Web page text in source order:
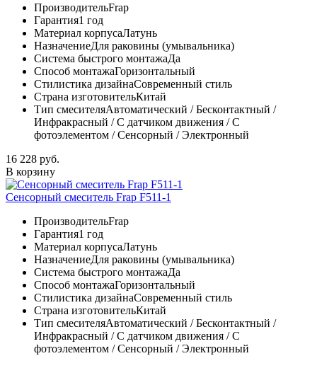
ПроизводительFrap
Гарантия1 год
Материал корпусаЛатунь
НазначениеДля раковины (умывальника)
Система быстрого монтажаДа
Способ монтажаГоризонтальный
Стилистика дизайнаСовременный стиль
Страна изготовительКитай
Тип смесителяАвтоматический / Бесконтактный /
Инфракрасный / С датчиком движения / С
фотоэлементом / Сенсорный / Электронный
16 228 руб.
В корзину
Сенсорный смеситель Frap F511-1
ПроизводительFrap
Гарантия1 год
Материал корпусаЛатунь
НазначениеДля раковины (умывальника)
Система быстрого монтажаДа
Способ монтажаГоризонтальный
Стилистика дизайнаСовременный стиль
Страна изготовительКитай
Тип смесителяАвтоматический / Бесконтактный /
Инфракрасный / С датчиком движения / С
фотоэлементом / Сенсорный / Электронный